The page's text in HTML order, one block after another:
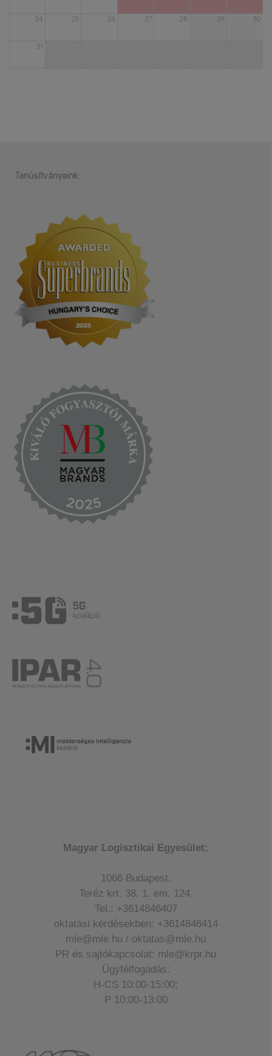
24 25 26 27 28 29 30
31
Tanúsítványaink:
Magyar Logisztikai Egyesület:
1066 Budapest,
Teréz krt. 38. 1. em. 124.
Tel.: +3614846407
oktatási kérdésekben: +3614846414
mle@mle.hu / oktatas@mle.hu
PR és sajtókapcsolat: mle@krpr.hu
Ügyfélfogadás:
H-CS 10:00-15:00;
P 10:00-13:00